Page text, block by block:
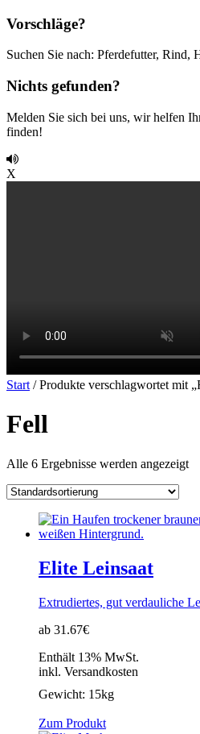
Vorschläge?
Suchen Sie nach: Pferdefutter, Rind,
Nichts gefunden?
Melden Sie sich bei uns, wir helfen
finden!
X
Start / Produkte verschlagwortet mit
Fell
Alle 6 Ergebnisse werden angezeigt
Elite Leinsaat
Extrudiertes, gut verdauliche
ab 31.67€
Enthält 13% MwSt.
inkl. Versandkosten
Gewicht: 15kg
Zum Produkt